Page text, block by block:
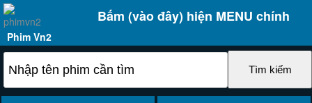
Bấm (vào đây) hiện MENU chính
Phim Vn2